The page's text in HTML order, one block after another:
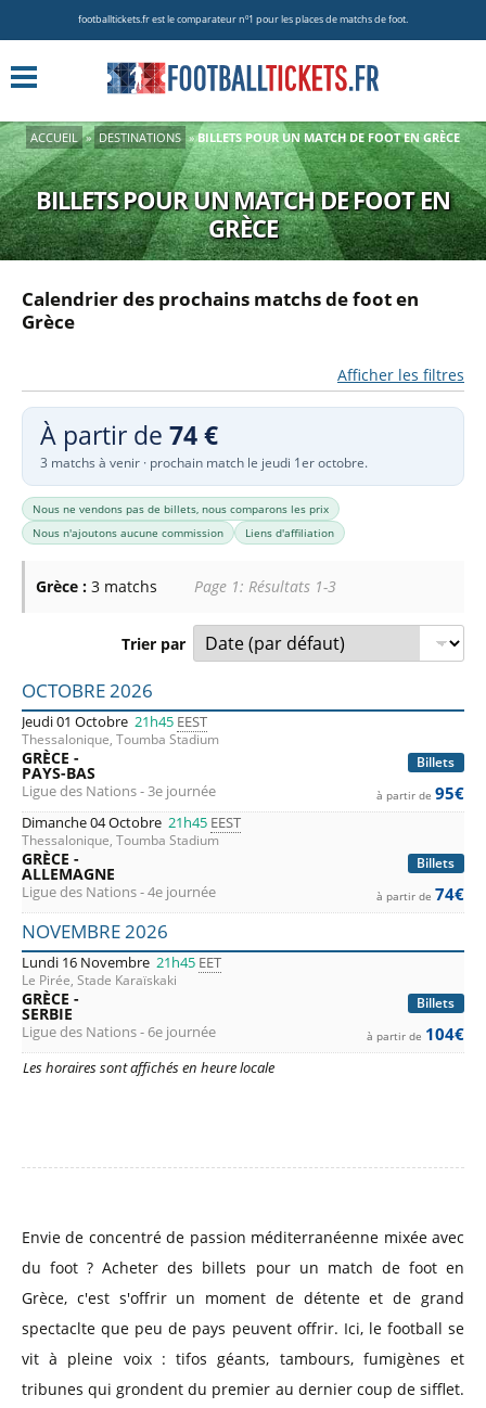
footballtickets.fr est le comparateur nº1 pour les places de matchs de foot.
ACCUEIL » DESTINATIONS »BILLETS POUR UN MATCH DE FOOT EN GRÈCE
BILLETS POUR UN MATCH DE FOOT EN
GRÈCE
Calendrier des prochains matchs de foot en
Grèce
Afficher les filtres
À partir de 74 €
3 matchs à venir · prochain match le jeudi 1er octobre.
Nous ne vendons pas de billets, nous comparons les prix
Nous n'ajoutons aucune commission
Liens d'affiliation
Grèce : 3 matchs Page 1: Résultats 1-3
Trier par
Liste des prochains matchs : Grèce. Colonne 1 : date,
Les horaires sont affichés en heure locale
OCTOBRE 2026
Jeudi 01 Octobre 21h45 EEST
Thessalonique, Toumba Stadium
Billets
GRÈCE -
PAYS-BAS
Ligue des Nations - 3e journée à partir de 95€
Dimanche 04 Octobre 21h45 EEST
Thessalonique, Toumba Stadium
Billets
GRÈCE -
ALLEMAGNE
Ligue des Nations - 4e journée à partir de 74€
NOVEMBRE 2026
Lundi 16 Novembre 21h45 EET
Le Pirée, Stade Karaïskaki
Billets
GRÈCE -
SERBIE
Ligue des Nations - 6e journée à partir de 104€
Envie de concentré de passion méditerranéenne mixée avec
du foot ? Acheter des billets pour un match de foot en
Grèce, c'est s'offrir un moment de détente et de grand
spectaclte que peu de pays peuvent offrir. Ici, le football se
vit à pleine voix : tifos géants, tambours, fumigènes et
tribunes qui grondent du premier au dernier coup de sifflet.